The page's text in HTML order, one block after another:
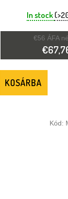
K
L
In stock
€56 ÁFA
KOSÁRBA
Kód: